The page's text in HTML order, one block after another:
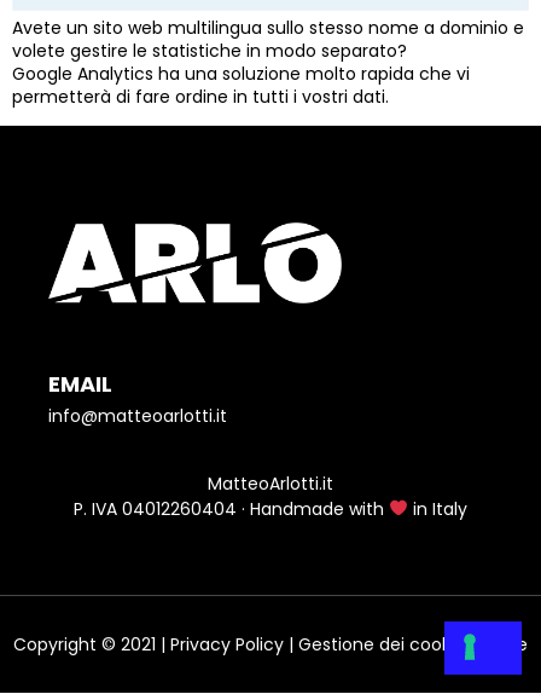
Avete un sito web multilingua sullo stesso nome a dominio e
volete gestire le statistiche in modo separato?
Google Analytics ha una soluzione molto rapida che vi
permetterà di fare ordine in tutti i vostri dati.
EMAIL
info@matteoarlotti.it
MatteoArlotti.it
P. IVA 04012260404 · Handmade with
in Italy
Copyright © 2021 | Privacy Policy | Gestione dei cookie Utente